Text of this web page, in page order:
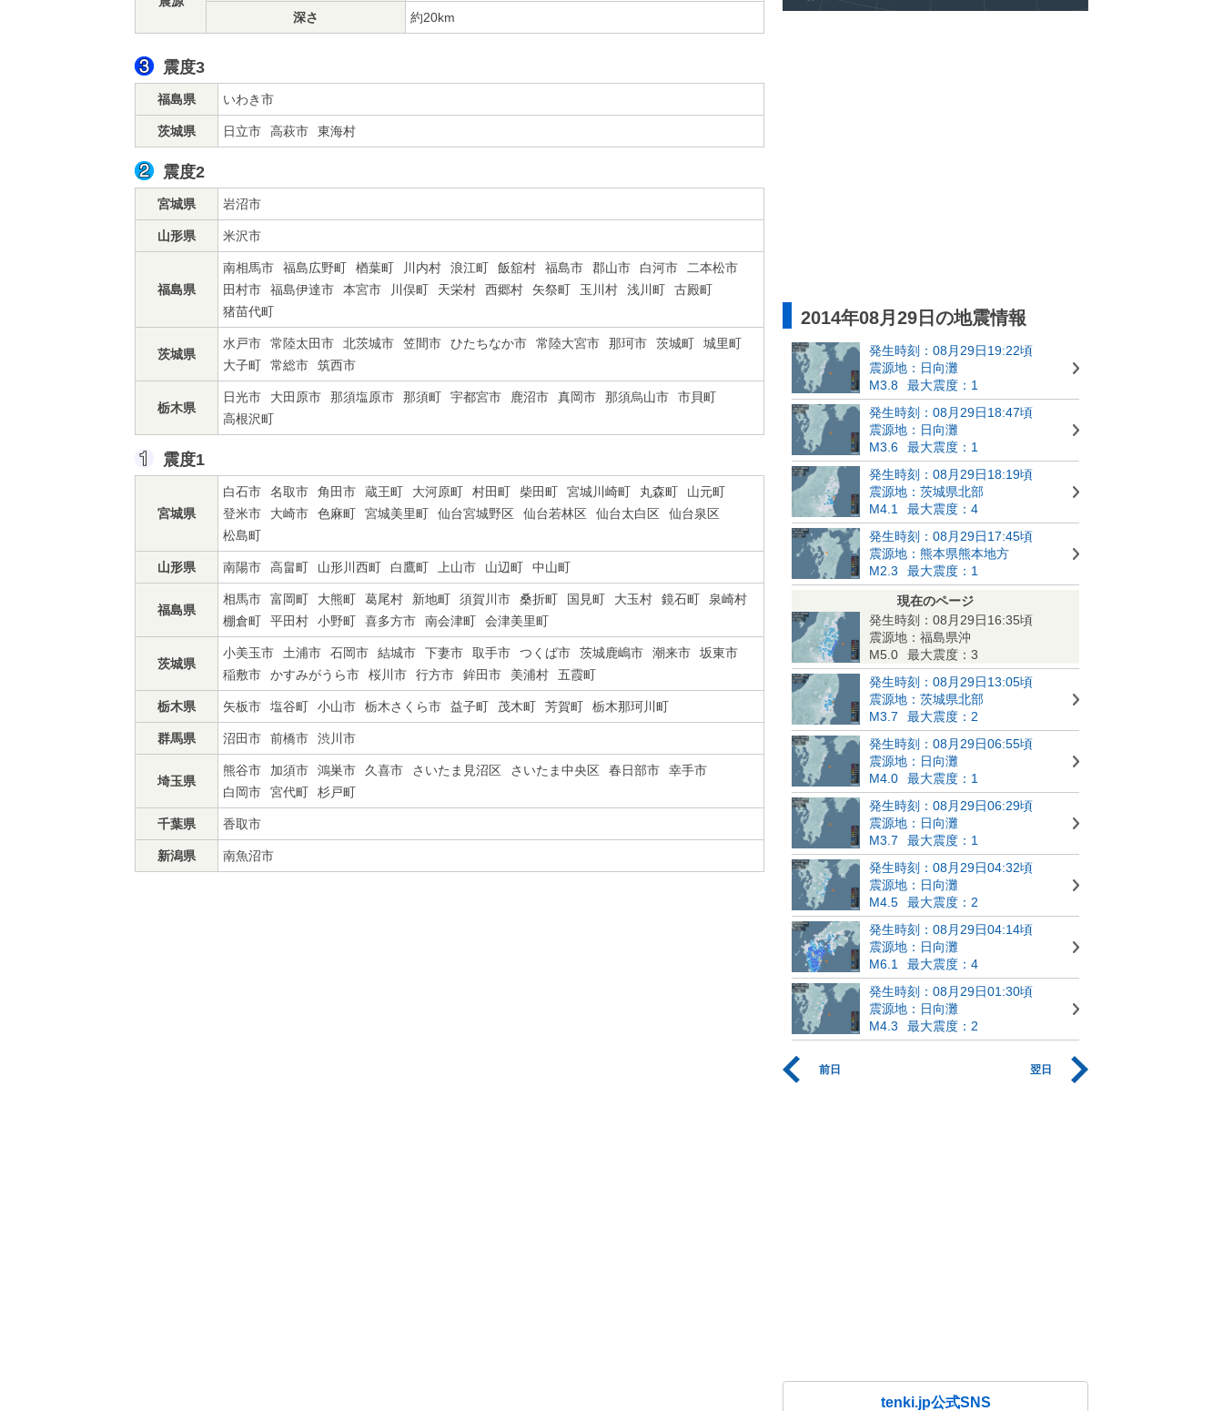
深さ
約20km
震度3
福島県 いわき市
茨城県 日立市 高萩市 東海村
震度2
宮城県 岩沼市
山形県 米沢市
福島県
南相馬市 福島広野町 楢葉町 川内村 浪江町 飯舘村 福島市 郡山市 白河市
二本松市
田村市
福島伊達市 本宮市 川俣町 天栄村 西郷村 矢祭町 玉川村 浅川町
古殿町
猪苗代町
茨城県
水戸市 常陸太田市 北茨城市 笠間市 ひたちなか市 常陸大宮市 那珂市 茨城町
城里町
大子町
常総市 筑西市
栃木県
日光市 大田原市 那須塩原市 那須町 宇都宮市 鹿沼市 真岡市 那須烏山市
市貝町
高根沢町
震度1
宮城県
白石市 名取市 角田市 蔵王町 大河原町 村田町 柴田町 宮城川崎町 丸森町
山元町
登米市
大崎市 色麻町 宮城美里町 仙台宮城野区 仙台若林区 仙台太白区
仙台泉区
松島町
山形県 南陽市 高畠町 山形川西町 白鷹町 上山市 山辺町 中山町
福島県
相馬市 富岡町 大熊町 葛尾村 新地町 須賀川市 桑折町 国見町 大玉村 鏡石町
泉崎村
棚倉町
平田村 小野町 喜多方市 南会津町 会津美里町
茨城県
小美玉市 土浦市 石岡市 結城市 下妻市 取手市 つくば市 茨城鹿嶋市 潮来市
坂東市
稲敷市
かすみがうら市 桜川市 行方市 鉾田市 美浦村 五霞町
栃木県 矢板市 塩谷町 小山市 栃木さくら市 益子町 茂木町 芳賀町 栃木那珂川町
群馬県 沼田市 前橋市 渋川市
埼玉県
熊谷市 加須市 鴻巣市 久喜市 さいたま見沼区 さいたま中央区 春日部市
幸手市
白岡市
宮代町 杉戸町
千葉県 香取市
新潟県 南魚沼市
2014年08月29日の地震情報
発生時刻：08月29日19:22頃
震源地：日向灘
M3.8
最大震度：1
発生時刻：08月29日18:47頃
震源地：日向灘
M3.6
最大震度：1
発生時刻：08月29日18:19頃
震源地：茨城県北部
M4.1
最大震度：4
発生時刻：08月29日17:45頃
震源地：熊本県熊本地方
M2.3
最大震度：1
現在のページ
発生時刻：08月29日16:35頃
震源地：福島県沖
M5.0
最大震度：3
発生時刻：08月29日13:05頃
震源地：茨城県北部
M3.7
最大震度：2
発生時刻：08月29日06:55頃
震源地：日向灘
M4.0
最大震度：1
発生時刻：08月29日06:29頃
震源地：日向灘
M3.7
最大震度：1
発生時刻：08月29日04:32頃
震源地：日向灘
M4.5
最大震度：2
発生時刻：08月29日04:14頃
震源地：日向灘
M6.1
最大震度：4
発生時刻：08月29日01:30頃
震源地：日向灘
M4.3
最大震度：2
前日 翌日
tenki.jp公式SNS